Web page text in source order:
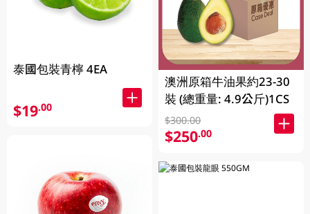
泰國包裝青檸 4EA
$19.00
澳洲原箱牛油果約23-30
裝 (總重量: 4.9公斤)1CS
$300.00
$250.00